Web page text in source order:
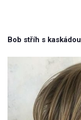
Bob stříh s kaskádou